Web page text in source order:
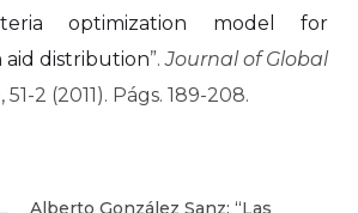
optimization model for
aid distribution”.Journal of Global
, 51-2 (2011). Págs. 189-208.
Alberto González Sanz: “Las